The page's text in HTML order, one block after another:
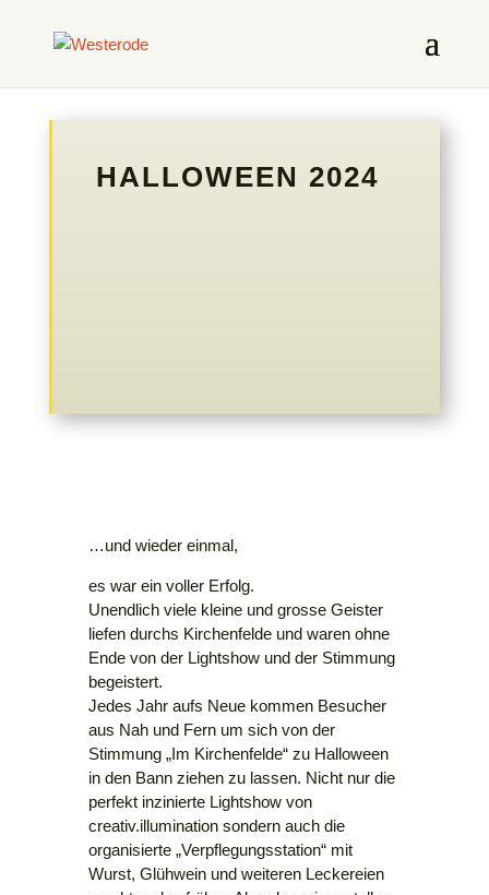
HALLOWEEN 2024
…und wieder einmal,
es war ein voller Erfolg.
Unendlich viele kleine und grosse Geister
liefen durchs Kirchenfelde und waren ohne
Ende von der Lightshow und der Stimmung
begeistert.
Jedes Jahr aufs Neue kommen Besucher
aus Nah und Fern um sich von der
Stimmung „Im Kirchenfelde“ zu Halloween
in den Bann ziehen zu lassen. Nicht nur die
perfekt inzinierte Lightshow von
creativ.illumination sondern auch die
organisierte „Verpflegungsstation“ mit
Wurst, Glühwein und weiteren Leckereien